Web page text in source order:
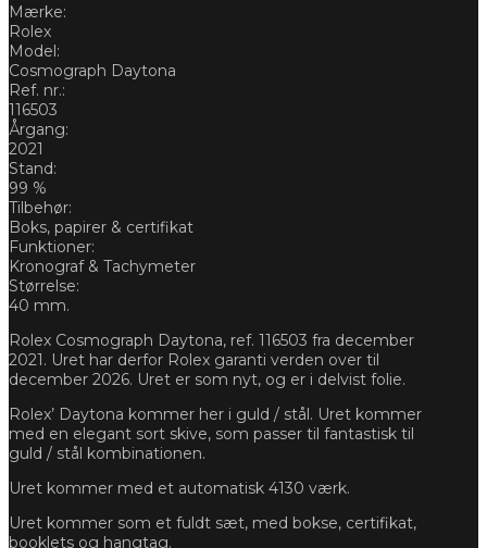
Mærke:
Rolex
Model:
Cosmograph Daytona
Ref. nr.:
116503
Årgang:
2021
Stand:
99 %
Tilbehør:
Boks, papirer & certifikat
Funktioner:
Kronograf & Tachymeter
Størrelse:
40 mm.
Rolex Cosmograph Daytona, ref. 116503 fra december
2021. Uret har derfor Rolex garanti verden over til
december 2026. Uret er som nyt, og er i delvist folie.
Rolex’ Daytona kommer her i guld / stål. Uret kommer
med en elegant sort skive, som passer til fantastisk til
guld / stål kombinationen.
Uret kommer med et automatisk 4130 værk.
Uret kommer som et fuldt sæt, med bokse, certifikat,
booklets og hangtag.